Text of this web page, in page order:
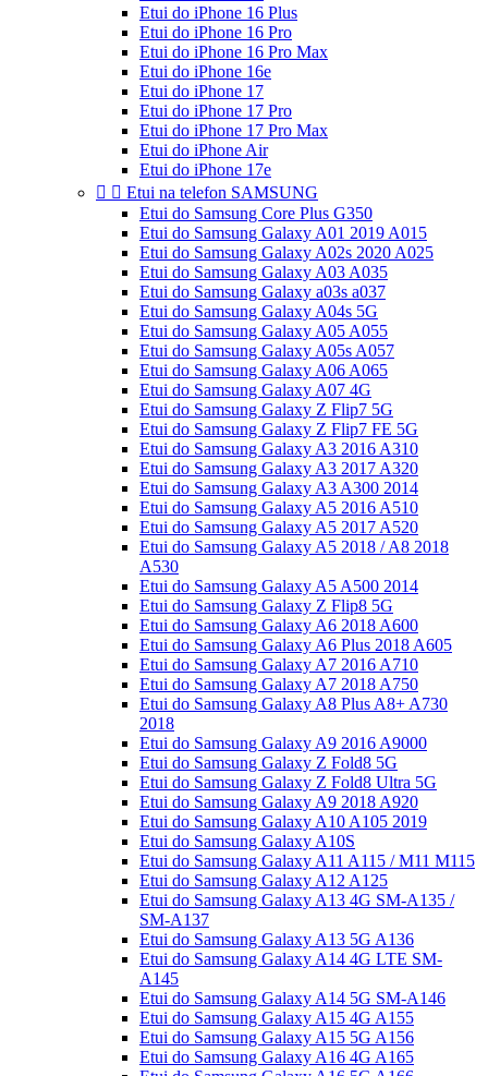
Etui do iPhone 16 Plus
Etui do iPhone 16 Pro
Etui do iPhone 16 Pro Max
Etui do iPhone 16e
Etui do iPhone 17
Etui do iPhone 17 Pro
Etui do iPhone 17 Pro Max
Etui do iPhone Air
Etui do iPhone 17e
  Etui na telefon SAMSUNG
Etui do Samsung Core Plus G350
Etui do Samsung Galaxy A01 2019 A015
Etui do Samsung Galaxy A02s 2020 A025
Etui do Samsung Galaxy A03 A035
Etui do Samsung Galaxy a03s a037
Etui do Samsung Galaxy A04s 5G
Etui do Samsung Galaxy A05 A055
Etui do Samsung Galaxy A05s A057
Etui do Samsung Galaxy A06 A065
Etui do Samsung Galaxy A07 4G
Etui do Samsung Galaxy Z Flip7 5G
Etui do Samsung Galaxy Z Flip7 FE 5G
Etui do Samsung Galaxy A3 2016 A310
Etui do Samsung Galaxy A3 2017 A320
Etui do Samsung Galaxy A3 A300 2014
Etui do Samsung Galaxy A5 2016 A510
Etui do Samsung Galaxy A5 2017 A520
Etui do Samsung Galaxy A5 2018 / A8 2018
A530
Etui do Samsung Galaxy A5 A500 2014
Etui do Samsung Galaxy Z Flip8 5G
Etui do Samsung Galaxy A6 2018 A600
Etui do Samsung Galaxy A6 Plus 2018 A605
Etui do Samsung Galaxy A7 2016 A710
Etui do Samsung Galaxy A7 2018 A750
Etui do Samsung Galaxy A8 Plus A8+ A730
2018
Etui do Samsung Galaxy A9 2016 A9000
Etui do Samsung Galaxy Z Fold8 5G
Etui do Samsung Galaxy Z Fold8 Ultra 5G
Etui do Samsung Galaxy A9 2018 A920
Etui do Samsung Galaxy A10 A105 2019
Etui do Samsung Galaxy A10S
Etui do Samsung Galaxy A11 A115 / M11 M115
Etui do Samsung Galaxy A12 A125
Etui do Samsung Galaxy A13 4G SM-A135 /
SM-A137
Etui do Samsung Galaxy A13 5G A136
Etui do Samsung Galaxy A14 4G LTE SM-
A145
Etui do Samsung Galaxy A14 5G SM-A146
Etui do Samsung Galaxy A15 4G A155
Etui do Samsung Galaxy A15 5G A156
Etui do Samsung Galaxy A16 4G A165